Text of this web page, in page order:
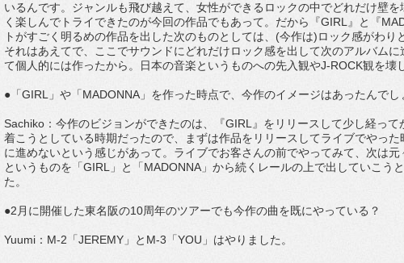
いるんです。ジャンルも飛び越えて、女性ができるロックの中でどれだけ壁
く楽しんでトライできたのが今回の作品でもあって。だから『GIRL』と『
トがすごく明るめの作品を出した次のものとしては、(今作は)ロック感がわり
それはあえてで、ここでサウンドにどれだけロック感を出して次のアルバムに
て個人的には作ったから。日本の音楽というものへの先入観やJ-ROCK観を壊
●「GIRL」や「MADONNA」を作った時点で、今作のイメージはあったんでし
Sachiko：今作のビジョンができたのは、『GIRL』をリリースして少し経って
着こうとしている時期だったので、まずは作品をリリースしてライブでやっ
に進めないという感じがあって。ライブでお客さんの前でやってみて、次は
というものを「GIRL」と「MADONNA」から続くレールの上で出していこう
た。
●2月に開催した東名阪の10周年のツアーでも今作の曲を既にやっている？
Yuumi：M-2「JEREMY」とM-3「YOU」はやりました。